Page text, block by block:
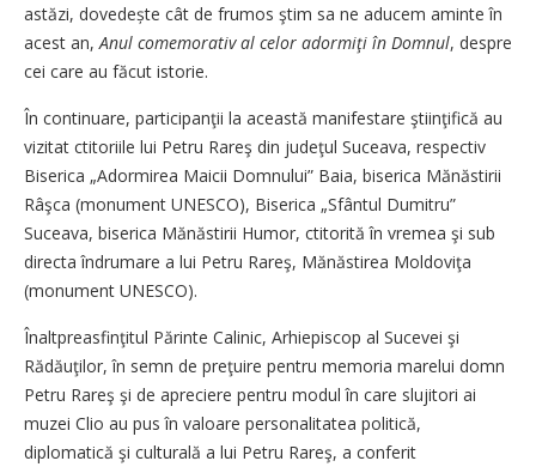
astăzi, dovedește cât de frumos ştim sa ne aducem aminte în
acest an, Anul comemorativ al celor adormiţi în Domnul, despre
cei care au făcut istorie.
În continuare, participanţii la această manifestare ştiinţifică au
vizitat ctitoriile lui Petru Rareş din judeţul Suceava, respectiv
Biserica „Adormirea Maicii Domnului” Baia, biserica Mănăstirii
Râşca (monument UNESCO), Biserica „Sfântul Dumitru”
Suceava, biserica Mănăstirii Humor, ctitorită în vremea şi sub
directa îndrumare a lui Petru Rareş, Mănăstirea Moldoviţa
(monument UNESCO).
Înaltpreasfinţitul Părinte Calinic, Arhiepiscop al Sucevei şi
Rădăuţilor, în semn de preţuire pentru memoria marelui domn
Petru Rareş şi de apreciere pentru modul în care slujitori ai
muzei Clio au pus în valoare personalitatea politică,
diplomatică şi culturală a lui Petru Rareş, a conferit